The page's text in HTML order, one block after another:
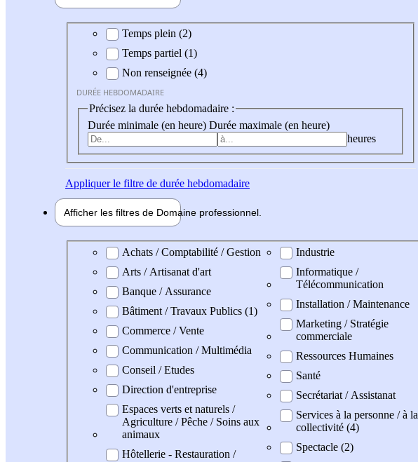
Durée hebdomadaire
Temps plein (2)
Temps partiel (1)
Non renseignée (4)
DURÉE HEBDOMADAIRE
Précisez la durée hebdomadaire :
Durée minimale (en heure) Durée maximale (en heure)
heures
Appliquerle filtre de durée hebdomadaire
Afficher les filtres de Domaine professionnel
Domaine professionel
Achats / Comptabilité / Gestion
Arts / Artisanat d'art
Banque / Assurance
Bâtiment / Travaux Publics (1)
Commerce / Vente
Communication / Multimédia
Conseil / Etudes
Direction d'entreprise
Espaces verts et naturels /
Agriculture / Pêche / Soins aux
animaux
Hôtellerie - Restauration /
Industrie
Informatique /
Télécommunication
Installation / Maintenance
Marketing / Stratégie
commerciale
Ressources Humaines
Santé
Secrétariat / Assistanat
Services à la personne / à la
collectivité (4)
Spectacle (2)